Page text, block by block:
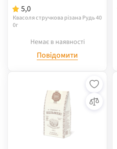
5,0
Квасоля стручкова різана Рудь 40
0г
Немає в наявності
Повідомити